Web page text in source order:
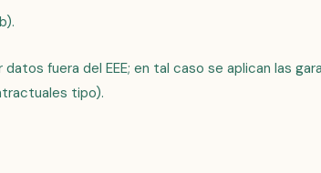
fuera del EEE; en tal caso se aplican las
tipo).